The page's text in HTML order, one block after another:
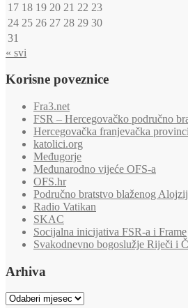
17 18 19 20 21 22 23
24 25 26 27 28 29 30
31
« svi
Korisne poveznice
Fra3.net
FSR – Hercegovačko područno
Hercegovačka franjevačka
katolici.org
Međugorje
Međunarodno vijeće OFS-a
OFS.hr
Područno bratstvo blaženog
Radio Vatikan
SKAC
Socijalna inicijativa FSR-a i Frame
Svakodnevno bogoslužje Riječi i
Arhiva
Arhiva